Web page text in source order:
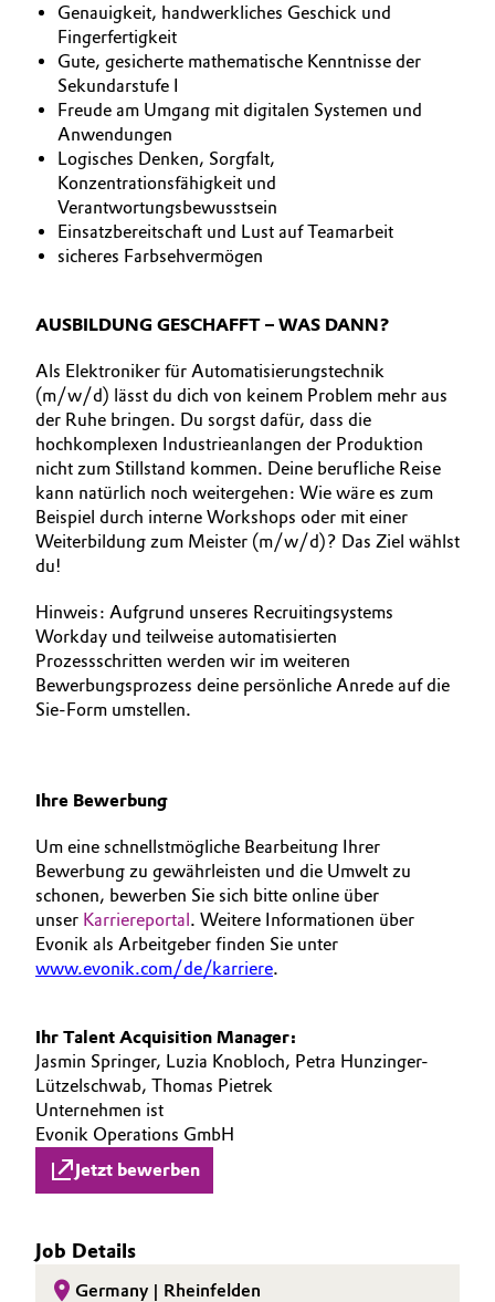
Genauigkeit, handwerkliches Geschick und
Fingerfertigkeit
Gute, gesicherte mathematische Kenntnisse der
Sekundarstufe I
Freude am Umgang mit digitalen Systemen und
Anwendungen
Logisches Denken, Sorgfalt,
Konzentrationsfähigkeit und
Verantwortungsbewusstsein
Einsatzbereitschaft und Lust auf Teamarbeit
sicheres Farbsehvermögen
AUSBILDUNG GESCHAFFT – WAS DANN?
Als Elektroniker für Automatisierungstechnik
(m/w/d) lässt du dich von keinem Problem mehr aus
der Ruhe bringen. Du sorgst dafür, dass die
hochkomplexen Industrieanlangen der Produktion
nicht zum Stillstand kommen. Deine berufliche Reise
kann natürlich noch weitergehen: Wie wäre es zum
Beispiel durch interne Workshops oder mit einer
Weiterbildung zum Meister (m/w/d)? Das Ziel wählst
du!
Hinweis: Aufgrund unseres Recruitingsystems
Workday und teilweise automatisierten
Prozessschritten werden wir im weiteren
Bewerbungsprozess deine persönliche Anrede auf die
Sie-Form umstellen.
Ihre Bewerbung
Um eine schnellstmögliche Bearbeitung Ihrer
Bewerbung zu gewährleisten und die Umwelt zu
schonen, bewerben Sie sich bitte online über
unser Karriereportal. Weitere Informationen über
Evonik als Arbeitgeber finden Sie unter
www.evonik.com/de/karriere.
Ihr Talent Acquisition Manager:
Jasmin Springer, Luzia Knobloch, Petra Hunzinger-
Lützelschwab, Thomas Pietrek
Unternehmen ist
Evonik Operations GmbH
Jetzt bewerben
Job Details
Germany | Rheinfelden